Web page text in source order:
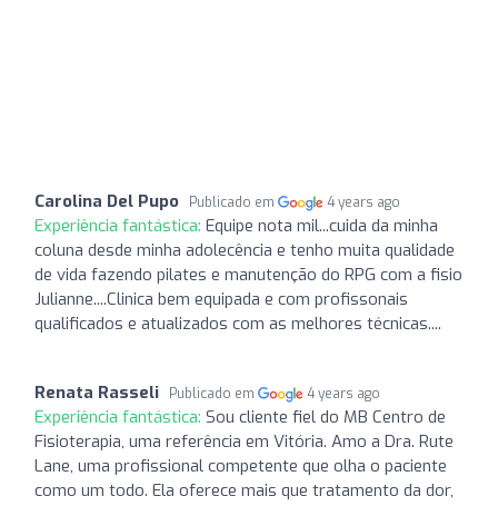
Carolina Del Pupo Publicado em 4 years ago
Experiência fantástica: Equipe nota mil...cuida da minha
coluna desde minha adolecência e tenho muita qualidade
de vida fazendo pilates e manutenção do RPG com a fisio
Julianne....Clinica bem equipada e com profissonais
qualificados e atualizados com as melhores técnicas....
Renata Rasseli Publicado em 4 years ago
Experiência fantástica: Sou cliente fiel do MB Centro de
Fisioterapia, uma referência em Vitória. Amo a Dra. Rute
Lane, uma profissional competente que olha o paciente
como um todo. Ela oferece mais que tratamento da dor,